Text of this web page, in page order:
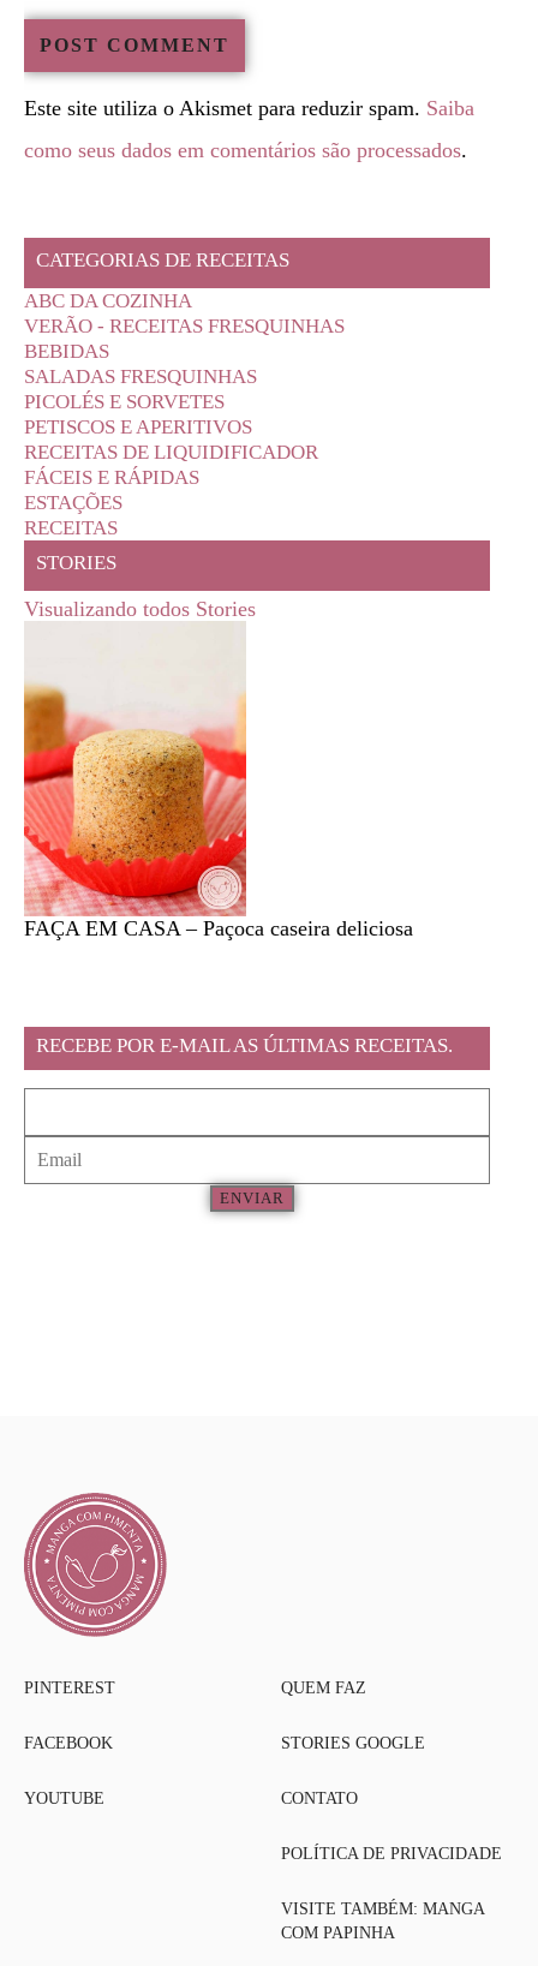
Este site utiliza o Akismet para reduzir spam. Saiba
como seus dados em comentários são processados.
CATEGORIAS DE RECEITAS
ABC DA COZINHA
VERÃO - RECEITAS FRESQUINHAS
BEBIDAS
SALADAS FRESQUINHAS
PICOLÉS E SORVETES
PETISCOS E APERITIVOS
RECEITAS DE LIQUIDIFICADOR
FÁCEIS E RÁPIDAS
ESTAÇÕES
RECEITAS
STORIES
Visualizando todos Stories
FAÇA EM CASA – Paçoca caseira deliciosa
RECEBE POR E-MAIL AS ÚLTIMAS RECEITAS.
ENVIAR
PINTEREST
FACEBOOK
YOUTUBE
QUEM FAZ
STORIES GOOGLE
CONTATO
POLÍTICA DE PRIVACIDADE
VISITE TAMBÉM: MANGA
COM PAPINHA